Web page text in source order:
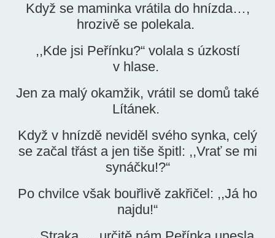
Když se maminka vrátila do hnízda…,
hrozivě se polekala.
,,Kde jsi Peřínku?“ volala s úzkostí
v hlase.
Jen za malý okamžik, vrátil se domů také
Lítánek.
Když v hnízdě neviděl svého synka, celý
se začal třást a jen tiše špitl: ,,Vrať se mi
synáčku!?“
Po chvilce však bouřlivě zakřičel: ,,Já ho
najdu!“